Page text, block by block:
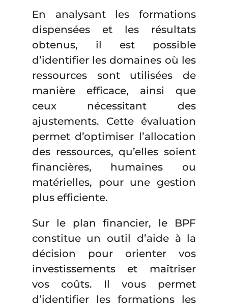
En analysant les formations
dispensées et les résultats
obtenus, il est possible
d’identifier les domaines où les
ressources sont utilisées de
manière efficace, ainsi que
ceux nécessitant des
ajustements. Cette évaluation
permet d’optimiser l’allocation
des ressources, qu’elles soient
financières, humaines ou
matérielles, pour une gestion
plus efficiente.
Sur le plan financier, le BPF
constitue un outil d’aide à la
décision pour orienter vos
investissements et maîtriser
vos coûts. Il vous permet
d’identifier les formations les